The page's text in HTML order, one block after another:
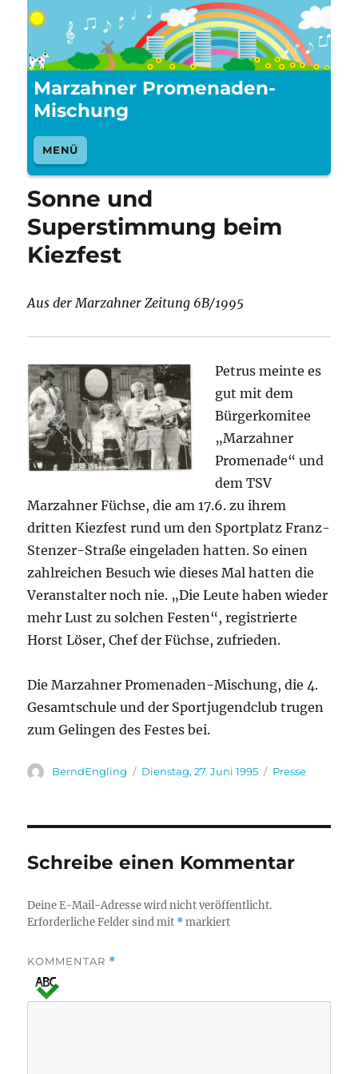
Marzahner Promenaden-
Mischung
MENÜ
Sonne und
Superstimmung beim
Kiezfest
Aus der Marzahner Zeitung 6B/1995
Petrus meinte es
gut mit dem
Bürgerkomitee
„Marzahner
Promenade“ und
dem TSV
Marzahner Füchse, die am 17.6. zu ihrem
dritten Kiezfest rund um den Sportplatz Franz-
Stenzer-Straße eingeladen hatten. So einen
zahlreichen Besuch wie dieses Mal hatten die
Veranstalter noch nie. „Die Leute haben wieder
mehr Lust zu solchen Festen“, registrierte
Horst Löser, Chef der Füchse, zufrieden.
Die Marzahner Promenaden-Mischung, die 4.
Gesamtschule und der Sportjugendclub trugen
zum Gelingen des Festes bei.
Autor
BerndEngling
Veröffentlicht
Dienstag, 27. Juni 1995 Kategorien
Presse
Schreibe einen Kommentar
Deine E-Mail-Adresse wird nicht veröffentlicht.
Erforderliche Felder sind mit *markiert
KOMMENTAR *